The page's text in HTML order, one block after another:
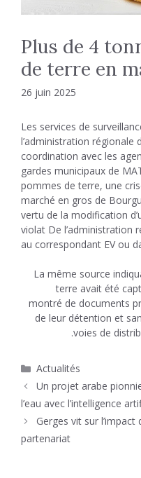
Plus de 4
de terre en
26 juin 2025
Les services de
l’administration régionale
coordination avec les
gardes municipaux de
pommes de terre, une
marché en gros de
vertu de la modification
violat De l’administration
au correspondant EV ou
La même source
terre avait été
montré de documents
de leur détention et
voies de
Catégories
Actualités
Un projet arabe
l’eau avec l’intelligence
Gerges vit sur
partenariat